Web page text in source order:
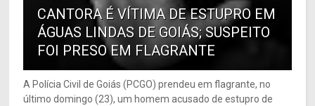
CANTORA É VÍTIMA DE ESTUPRO EM
ÁGUAS LINDAS DE GOIÁS; SUSPEITO
FOI PRESO EM FLAGRANTE
A Polícia Civil de Goiás (PCGO) prendeu em flagrante, no
último domingo (23), um homem acusado de estupro de